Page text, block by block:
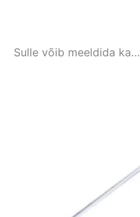
Sulle võib meeldida ka…